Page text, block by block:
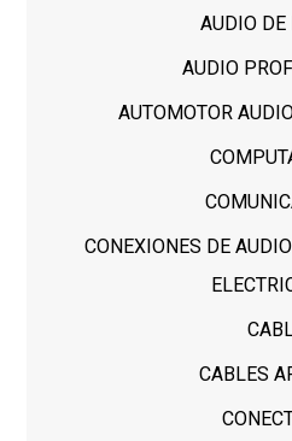
AUDIO DE
AUDIO
AUTOMOTOR
CONEXIONES DE
CABLES